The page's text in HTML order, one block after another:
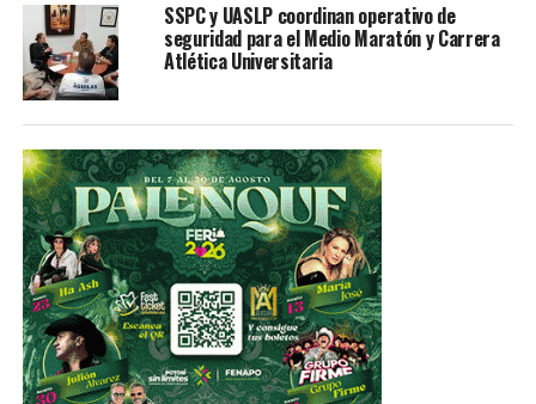
SSPC y UASLP coordinan operativo de
seguridad para el Medio Maratón y Carrera
Atlética Universitaria